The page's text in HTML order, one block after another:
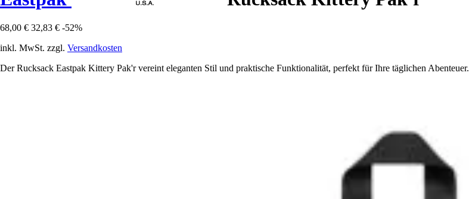
68,00 € 32,83 € -52%
inkl. MwSt. zzgl. Versandkosten
Der Rucksack Eastpak Kittery Pak'r vereint eleganten Stil und praktische Funktionalität, perfekt für Ihre täglichen Abenteuer.